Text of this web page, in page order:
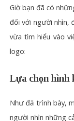
Giờ bạn đã có
đối với người nhìn,
vừa tìm hiểu vào
logo:
Lựa chọn hình
Như đã trình bày,
người nhìn những